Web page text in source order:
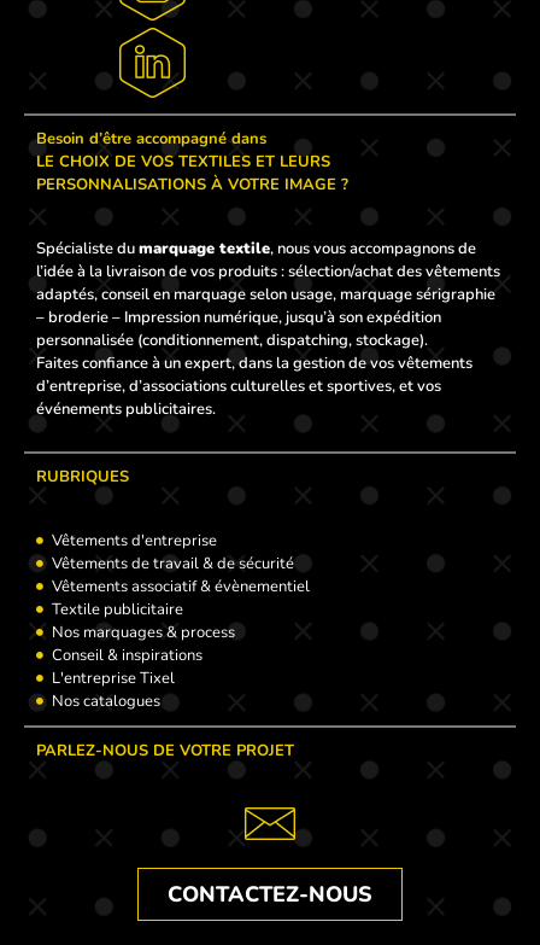
Besoin d’être accompagné dans
LE CHOIX DE VOS TEXTILES ET LEURS
PERSONNALISATIONS À VOTRE IMAGE ?
Spécialiste dumarquage textile, nous vous accompagnons de
l’idée à la livraison de vos produits : sélection/achat des vêtements
adaptés, conseil en marquage selon usage, marquage sérigraphie
– broderie – Impression numérique, jusqu’à son expédition
personnalisée (conditionnement, dispatching, stockage).
Faites confiance à un expert, dans la gestion de vos vêtements
d’entreprise, d’associations culturelles et sportives, et vos
événements publicitaires.
RUBRIQUES
Vêtements d'entreprise
Vêtements de travail & de sécurité
Vêtements associatif & évènementiel
Textile publicitaire
Nos marquages & process
Conseil & inspirations
L'entreprise Tixel
Nos catalogues
PARLEZ-NOUS DE VOTRE PROJET
CONTACTEZ-NOUS